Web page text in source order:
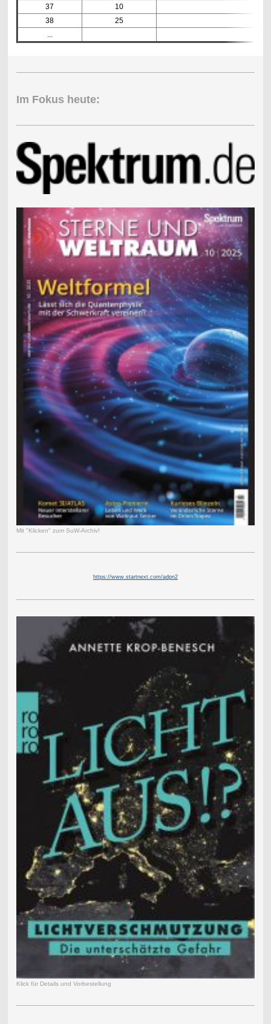
37
10
38
25
...
Im Fokus heute:
Mit "Klicken" zum SuW-Archiv!
https://www.startnext.com/adpn2
Klick für Details und Vorbestellung